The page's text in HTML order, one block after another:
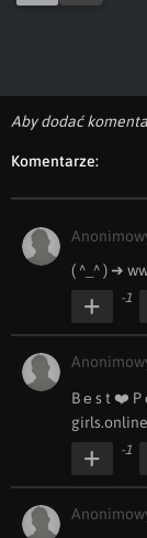
Aby dodać
Komentarze:
( ︀^_^ ︀) ︀➜
-1
B ︀е ︀s ︀t ︀❤️ ︀P
-1